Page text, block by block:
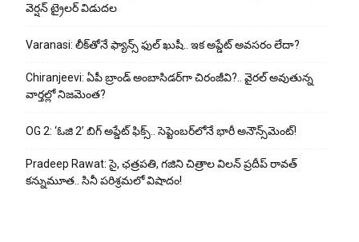
వెర్షన్ ట్రైలర్ విడుదల
Varanasi: లీక్‌తోనే ఫ్యాన్స్ ఫుల్ ఖుషీ.. ఇక అప్డేట్ అవసరం లేదా?
Chiranjeevi: ఏపీ బ్రాండ్ అంబాసిడర్‌గా చిరంజీవి?.. వైరల్ అవుతున్న
వార్తల్లో నిజమెంత?
OG 2: ‘ఓజి 2’ బిగ్ అప్డేట్ ఫిక్స్.. సెప్టెంబర్‌లోనే భారీ అనౌన్స్‌మెంట్!
Pradeep Rawat: సై, ఛత్రపతి, గజిని చిత్రాల విలన్ ప్రదీప్ రావత్
కన్నుమూత.. సినీ పరిశ్రమలో విషాదం!